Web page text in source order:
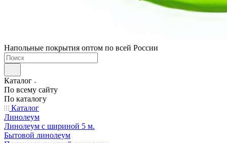
Напольные покрытия оптом по всей России
Каталог
По всему сайту
По каталогу
Каталог
Линолеум
Линолеум с шириной 5 м.
Бытовой линолеум